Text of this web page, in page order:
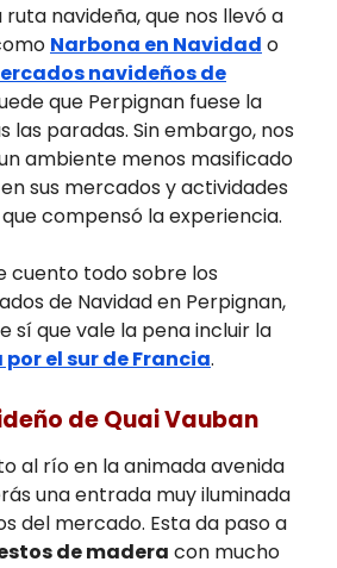
navideña, que nos llevó a
Narbona en Navidad o
navideños de
que Perpignan fuese la
las paradas. Sin embargo, nos
ambiente menos masificado
sus mercados y actividades
compensó la experiencia.
cuento todo sobre los
de Navidad en Perpignan,
sí que vale la pena incluir la
el sur de Francia.
de Quai Vauban
al río en la animada avenida
una entrada muy iluminada
del mercado. Esta da paso a
de madera con mucho